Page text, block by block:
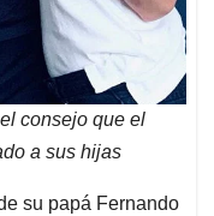
consejo que el
a sus hijas
su papá Fernando